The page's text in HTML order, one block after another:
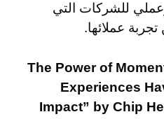
للشركات التي
عملائها.
“The Power of
Experiences
Impact” by Chip